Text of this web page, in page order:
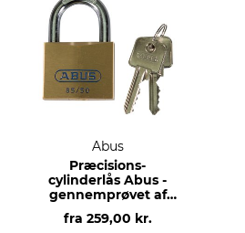
Abus
Præcisions-
cylinderlås Abus -
gennemprøvet af
flere millioner
brugere
fra 259,00 kr.